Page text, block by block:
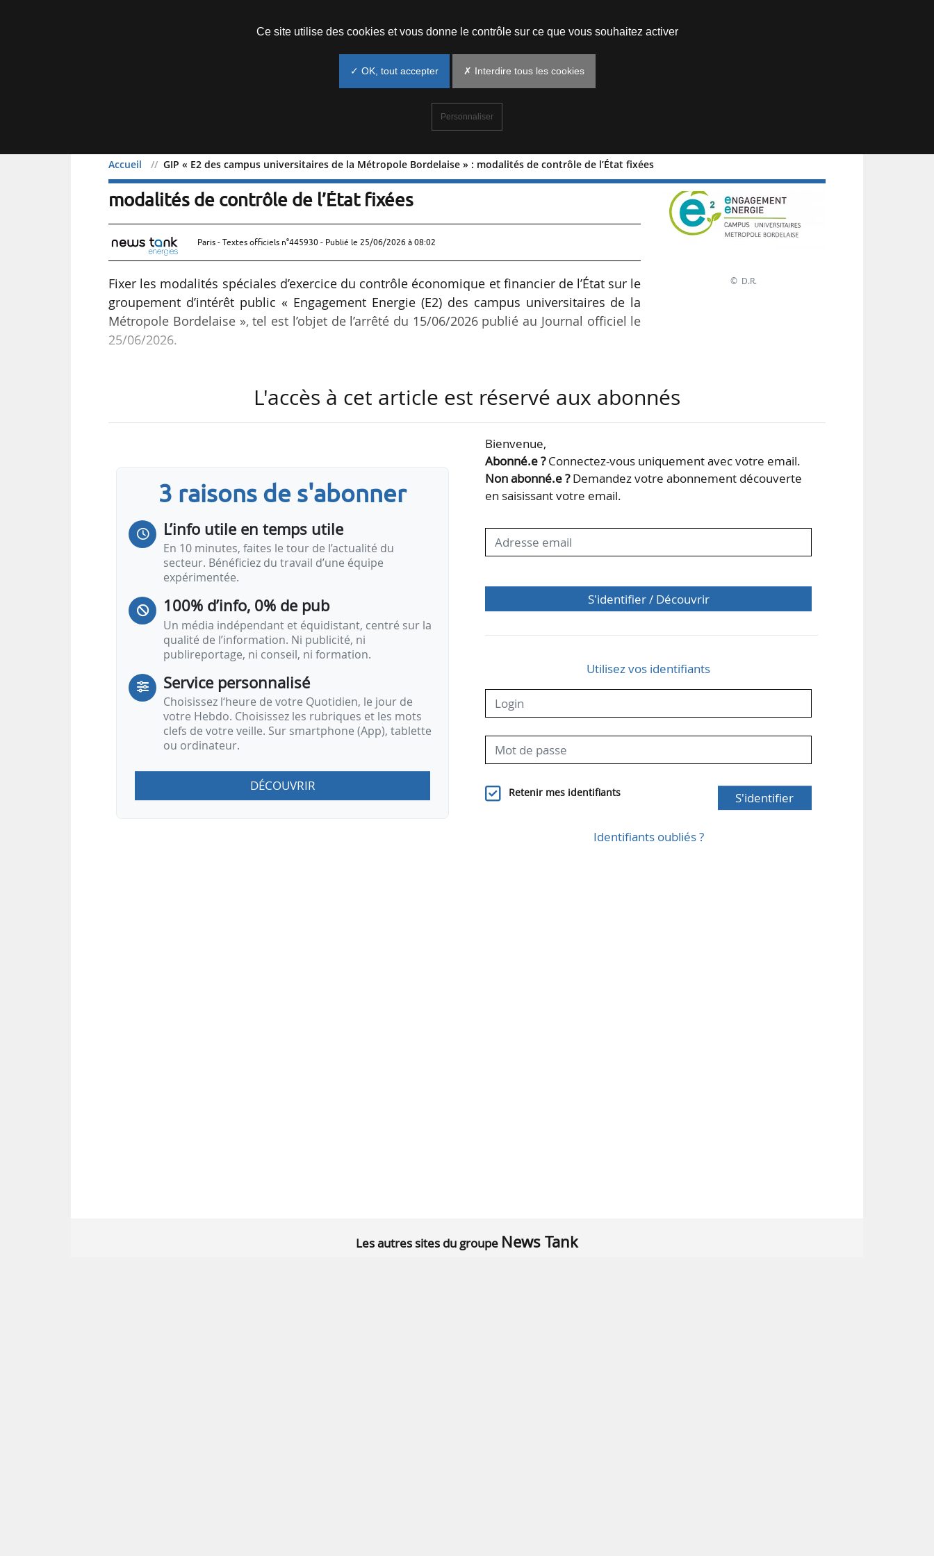
Accueil GIP « E2 des campus universitaires de la Métropole Bordelaise » : modalités de contrôle de l’État fixées
GIP « E2 des campus universitaires de la Métropole Bordelaise » :
modalités de contrôle de l’État fixées
Paris - Textes officiels n°445930 - Publié le 25/06/2026 à 08:02
Fixer les modalités spéciales d’exercice du contrôle économique et financier de l’État sur le
groupement d’intérêt public « Engagement Energie (E2) des campus universitaires de la
Métropole Bordelaise », tel est l’objet de l’arrêté du 15/06/2026 publié au Journal officiel le
25/06/2026.
objet d’analyser et d’évaluer les performances et les risques encourus en veillant aux
Le GIP « Engagement Energie (E2) des campus universitaires de la Métropole Bordelaise »
a pour objet de développer, d’exploiter et d’optimiser les infrastructures énergétiques sur
le domaine de ses membres, ainsi que d’assurer le portage politique et opérationnel des
© D.R.
L'accès à cet article est réservé aux abonnés
3 raisons de s'abonner
L’info utile en temps utile
En 10 minutes, faites le tour de l’actualité du
secteur. Bénéficiez du travail d’une équipe
expérimentée.
100% d’info, 0% de pub
Un média indépendant et équidistant, centré sur la
qualité de l’information. Ni publicité, ni
publireportage, ni conseil, ni formation.
Service personnalisé
Choisissez l‘heure de votre Quotidien, le jour de
votre Hebdo. Choisissez les rubriques et les mots
clefs de votre veille. Sur smartphone (App), tablette
ou ordinateur.
DÉCOUVRIR
Bienvenue,
Abonné.e ?Connectez-vous uniquement avec votre email.
Non abonné.e ?Demandez votre abonnement découverte
en saisissant votre email.
S'identifier / Découvrir
Utilisez vos identifiants
Retenir mes identifiants S'identifier
Identifiants oubliés ?
Les autres sites du groupe News Tank
Ce site utilise des cookies et vous donne le contrôle sur ce que vous souhaitez activer
✓ OK, tout accepter ✗ Interdire tous les cookies
Personnaliser